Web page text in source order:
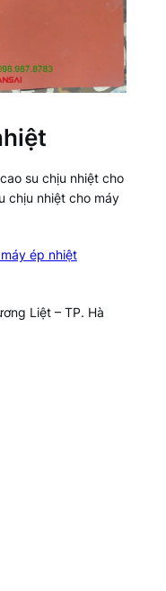
su chịu nhiệt cho
chịu nhiệt cho máy
ép nhiệt
Liệt – TP. Hà